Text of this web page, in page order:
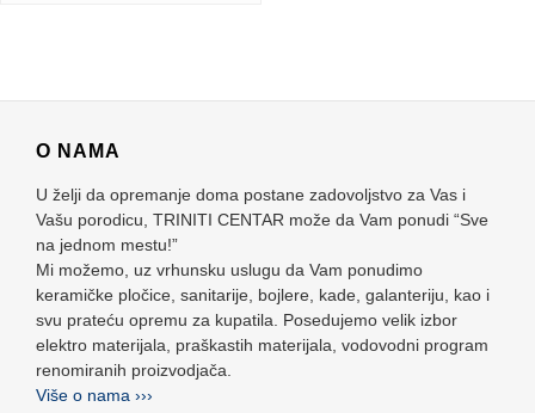
O NAMA
U želji da opremanje doma postane zadovoljstvo za Vas i
Vašu porodicu, TRINITI CENTAR može da Vam ponudi “Sve
na jednom mestu!”
Mi možemo, uz vrhunsku uslugu da Vam ponudimo
keramičke pločice, sanitarije, bojlere, kade, galanteriju, kao i
svu prateću opremu za kupatila. Posedujemo velik izbor
elektro materijala, praškastih materijala, vodovodni program
renomiranih proizvodjača.
Više o nama ›››